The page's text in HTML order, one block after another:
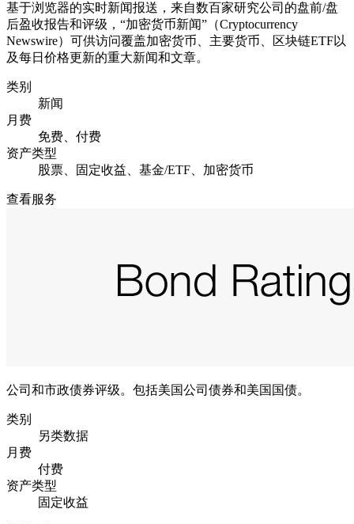
基于浏览器的实时新闻报送，来自数百家研究公司的盘前/盘
后盈收报告和评级，“加密货币新闻”（Cryptocurrency
Newswire）可供访问覆盖加密货币、主要货币、区块链ETF以
及每日价格更新的重大新闻和文章。
类别
新闻
月费
免费、付费
资产类型
股票、固定收益、基金/ETF、加密货币
查看服务
公司和市政债券评级。包括美国公司债券和美国国债。
类别
另类数据
月费
付费
资产类型
固定收益